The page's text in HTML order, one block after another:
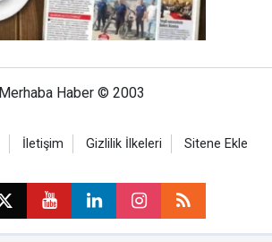
Merhaba Haber © 2003
İletişim Gizlilik İlkeleri Sitene Ekle